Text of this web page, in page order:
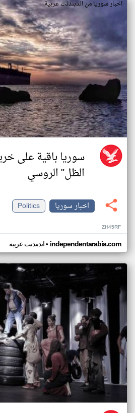
اخبار سوريا من اندبندنت عربية
سوريا باقية على
الظل" الروسي
اخبار سوريا
Politics
ZH45RF
اندبندنت عربية• independentarabia.com
اخبار سوريا من اندبندنت عربية